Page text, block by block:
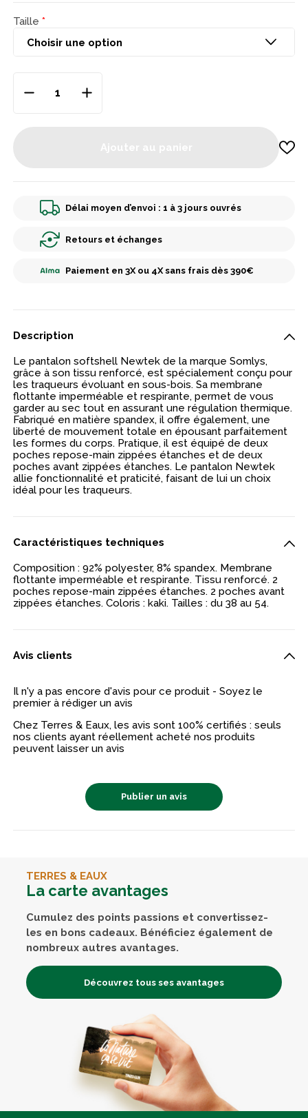
Taille
Délai moyen d’envoi : 1 à 3 jours ouvrés
Retours et échanges
Paiement en 3X ou 4X sans frais dès 390€
Description
Le pantalon softshell Newtek de la marque Somlys,
grâce à son tissu renforcé, est spécialement conçu pour
les traqueurs évoluant en sous-bois. Sa membrane
flottante imperméable et respirante, permet de vous
garder au sec tout en assurant une régulation thermique.
Fabriqué en matière spandex, il offre également, une
liberté de mouvement totale en épousant parfaitement
les formes du corps. Pratique, il est équipé de deux
poches repose-main zippées étanches et de deux
poches avant zippées étanches. Le pantalon Newtek
allie fonctionnalité et praticité, faisant de lui un choix
idéal pour les traqueurs.
Caractéristiques techniques
Composition : 92% polyester, 8% spandex. Membrane
flottante imperméable et respirante. Tissu renforcé. 2
poches repose-main zippées étanches. 2 poches avant
zippées étanches. Coloris : kaki. Tailles : du 38 au 54.
Avis clients
Il n'y a pas encore d'avis pour ce produit - Soyez le
premier à rédiger un avis
Chez Terres & Eaux, les avis sont 100% certifiés : seuls
nos clients ayant réellement acheté nos produits
peuvent laisser un avis
Publier un avis
TERRES & EAUX
La carte avantages
Cumulez des points passions et convertissez-
les en bons cadeaux. Bénéficiez également de
nombreux autres avantages.
Découvrez tous ses avantages